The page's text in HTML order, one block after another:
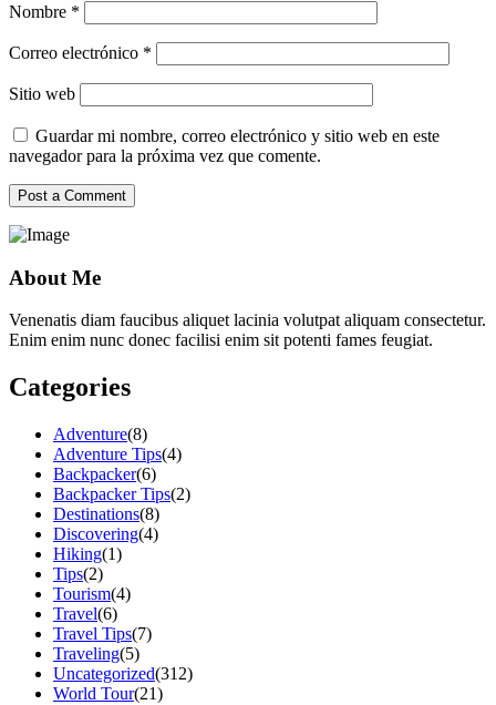
Nombre *
Correo electrónico *
Sitio web
Guardar mi nombre, correo electrónico y sitio web en este
navegador para la próxima vez que comente.
About Me
Venenatis diam faucibus aliquet lacinia volutpat aliquam consectetur.
Enim enim nunc donec facilisi enim sit potenti fames feugiat.
Categories
Adventure(8)
Adventure Tips(4)
Backpacker(6)
Backpacker Tips(2)
Destinations(8)
Discovering(4)
Hiking(1)
Tips(2)
Tourism(4)
Travel(6)
Travel Tips(7)
Traveling(5)
Uncategorized(312)
World Tour(21)